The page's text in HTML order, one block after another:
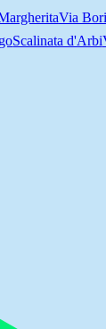
Via
Scalinata d'Arbi